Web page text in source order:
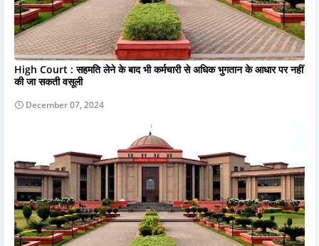
High Court : सहमति लेने के बाद भी कर्मचारी से अधिक भुगतान के आधार पर नहीं
की जा सकती वसूली
December 07, 2024